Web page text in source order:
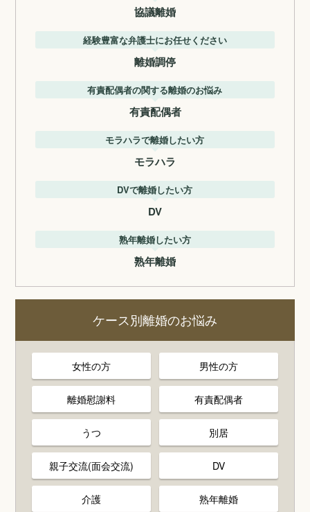
協議離婚
経験豊富な弁護士にお任せください
離婚調停
有責配偶者の関する離婚のお悩み
有責配偶者
モラハラで離婚したい方
モラハラ
DVで離婚したい方
DV
熟年離婚したい方
熟年離婚
ケース別離婚のお悩み
女性の方 男性の方
離婚慰謝料 有責配偶者
うつ 別居
親子交流(面会交流) DV
介護 熟年離婚